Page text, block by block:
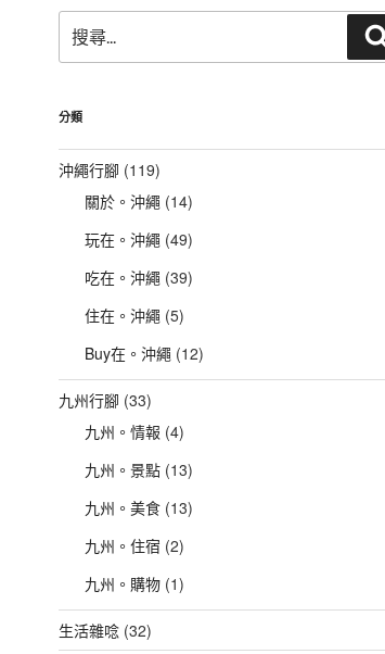
尋
關
字:
分類
沖繩行腳 (119)
關於。沖繩(14)
玩在。沖繩(49)
吃在。沖繩(39)
住在。沖繩(5)
Buy在。沖繩(12)
九州行腳 (33)
九州。情報 (4)
九州。景點(13)
九州。美食(13)
九州。住宿 (2)
九州。購物(1)
生活雜唸(32)